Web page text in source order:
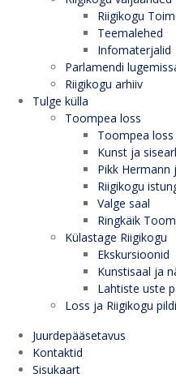
Riigikogu
Teemalehed
Infomaterjalid
Parlamendi
Riigikogu arhiiv
Tulge külla
Toompea loss
Toompea
Kunst ja
Pikk
Riigikogu
Valge saal
Ringkäik
Külastage Riigikogu
Ekskursioonid
Kunstisaal ja
Lahtiste uste
Loss ja Riigikogu
Juurdepääsetavus
Kontaktid
Sisukaart